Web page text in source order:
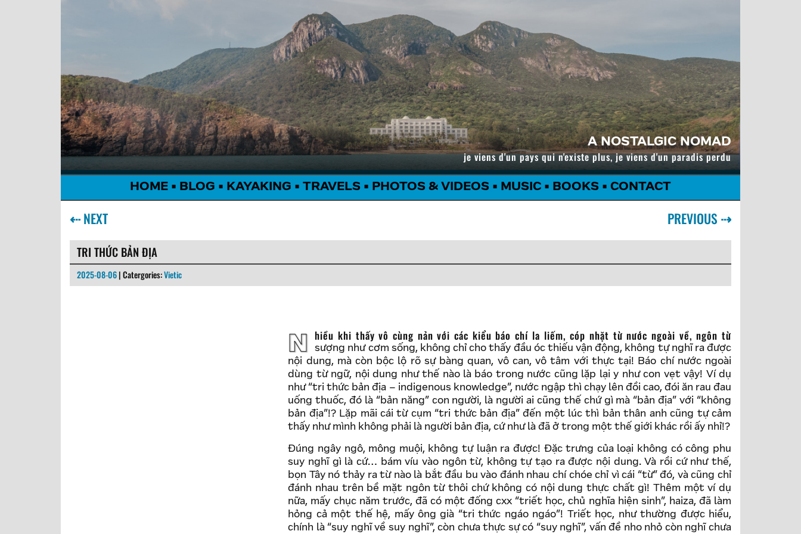
A NOSTALGIC NOMAD
je viens d'un pays qui n'existe plus, je viens d'un paradis perdu
HOME • BLOG • KAYAKING • TRAVELS • PHOTOS & VIDEOS • MUSIC • BOOKS • CONTACT
PREVIOUS ⇢
⇠NEXT
TRI THỨC BẢN ĐỊA
2025-08-06| Catergories:Vietic
Nhiều khi thấy vô cùng nản với các kiểu báo chí la liếm, cóp nhặt từ nước ngoài về, ngôn từ
sượng như cơm sống, không chỉ cho thấy đầu óc thiếu vận động, không tự nghĩ ra được
nội dung, mà còn bộc lộ rõ sự bàng quan, vô can, vô tâm với thực tại! Báo chí nước ngoài
dùng từ ngữ, nội dung như thế nào là báo trong nước cũng lặp lại y như con vẹt vậy! Ví dụ
như “tri thức bản địa – indigenous knowledge”, nước ngập thì chạy lên đồi cao, đói ăn rau đau
uống thuốc, đó là “bản năng” con người, là người ai cũng thế chứ gì mà “bản địa” với “không
bản địa”!? Lặp mãi cái từ cụm “tri thức bản địa” đến một lúc thì bản thân anh cũng tự cảm
thấy như mình không phải là người bản địa, cứ như là đã ở trong một thế giới khác rồi ấy nhỉ!?
Đúng ngây ngô, mông muội, không tự luận ra được! Đặc trưng của loại không có công phu
suy nghĩ gì là cứ… bám víu vào ngôn từ, không tự tạo ra được nội dung. Và rồi cứ như thế,
bọn Tây nó thảy ra từ nào là bắt đầu bu vào đánh nhau chí chóe chỉ vì cái “từ” đó, và cũng chỉ
đánh nhau trên bề mặt ngôn từ thôi chứ không có nội dung thực chất gì! Thêm một ví dụ
nữa, mấy chục năm trước, đã có một đống cxx “triết học, chủ nghĩa hiện sinh”, haiza, đã làm
hỏng cả một thế hệ, mấy ông già “tri thức ngáo ngáo”! Triết học, như thường được hiểu,
chính là “suy nghĩ về suy nghĩ”, còn chưa thực sự có “suy nghĩ”, vấn đề nho nhỏ còn nghĩ chưa